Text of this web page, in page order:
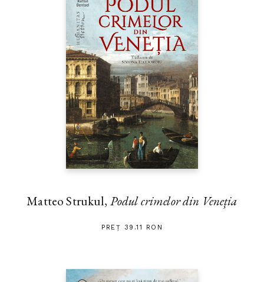
Matteo Strukul, Podul crimelor din Veneția
PREȚ 39.11 RON